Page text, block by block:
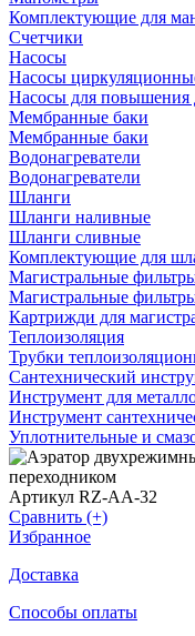
Комплектующие для
Счетчики
Насосы
Насосы
Насосы для повышения
Мембранные баки
Мембранные баки
Водонагреватели
Водонагреватели
Шланги
Шланги наливные
Шланги сливные
Комплектующие для
Магистральные
Магистральные
Картрижди для
Теплоизоляция
Трубки
Сантехнический
Инструмент для
Инструмент
Уплотнительные и
Артикул RZ-AA-32
Сравнить (+)
Избранное
Доставка
Способы оплаты